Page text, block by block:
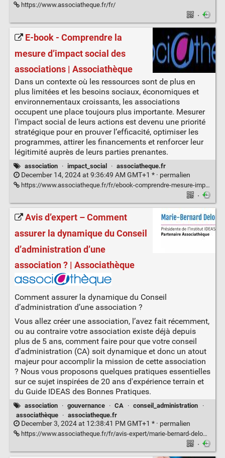
https://www.associatheque.fr/fr/
·
E-book - Comprendre la
mesure d’impact social des
associations | Associathèque
Dans un contexte où les ressources sont de plus en
plus limitées et les besoins sociaux, économiques et
environnementaux croissants, les associations
occupent une place toujours plus importante. Mesurer
l’impact social de leurs actions est devenu une priorité
stratégique pour en prouver l’efficacité, optimiser les
programmes, attirer les financements et renforcer leur
légitimité auprès de leurs parties prenantes.
association · impact_social · associatheque.fr
December 14, 2024 at 9:36:49 AM GMT+1 * · permalien
https://www.associatheque.fr/fr/ebook-comprendre-mesure-impact-social-associations.html
·
Avis d’expert – Comment
assurer la dynamique du Conseil
d’administration d’une
association ? | Associathèque
Comment assurer la dynamique du Conseil
d’administration d’une association ?
Vous allez créer une association, l’avez fait récemment,
ou au contraire votre association existe déjà depuis
plus de 5 ans, comment faire pour que votre conseil
d’administration (CA) soit dynamique et donc un atout
majeur pour accomplir la mission de cette association
? Nous vous proposons quelques pratiques essentielles
sur ce sujet inspirées de 20 ans d'expérience terrain et
du Guide IDEAS des Bonnes Pratiques.
association · gouvernance · CA · conseil_administration
·
associathèque
· associatheque.fr
December 3, 2024 at 12:38:41 PM GMT+1 * · permalien
https://www.associatheque.fr/fr/avis-expert/marie-bernard-delom/comment-assurer-dynamique-conseil-administration-association.html
·